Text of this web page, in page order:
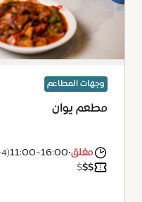
وجهات المطاعم
مطعم يوان
مغلق•
11:00-16:00
(GMT+4)
$
$
$